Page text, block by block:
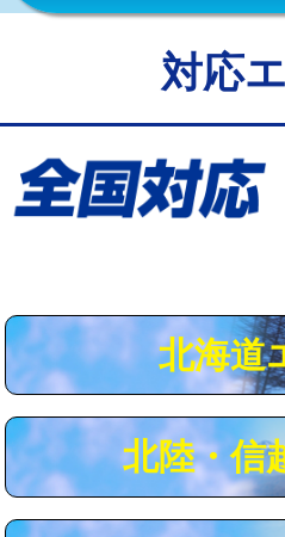
給水管工事※（保温材使用（バ
給水管工事※（土の掘削・埋め戻
業)
用（追加）/3ｍ超え)
給水管工事※（ライニング鋼管・
給水管工事※（ライニング鋼管・
管・ポリ管・HT管使用/3ｍ超え)
マス交換（土の掘削・埋め戻し
対応
北海道
北陸・信